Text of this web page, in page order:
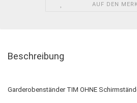
AUF DEN
Beschreibung
Garderobenständer TIM OHNE